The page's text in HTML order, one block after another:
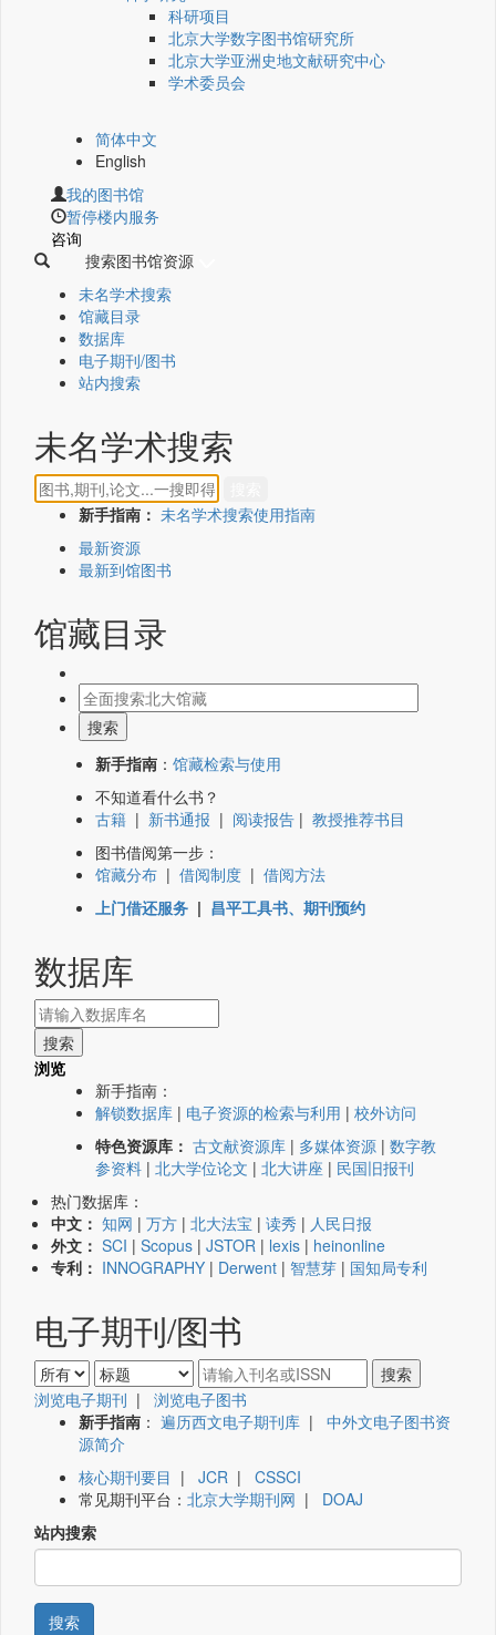
科研项目
北京大学数字图书馆研究所
北京大学亚洲史地文献研究中心
学术委员会
简体中文
English
我的图书馆
暂停楼内服务
咨询
搜索图书馆资源
未名学术搜索
馆藏目录
数据库
电子期刊/图书
站内搜索
未名学术搜索
新手指南： 未名学术搜索使用指南
最新资源
最新到馆图书
馆藏目录
新手指南 ： 馆藏检索与使用
不知道看什么书？
古籍 | 新书通报 | 阅读报告 | 教授推荐书目
图书借阅第一步：
馆藏分布 | 借阅制度 | 借阅方法
上门借还服务 | 昌平工具书、期刊预约
数据库
浏览
新手指南：
解锁数据库 | 电子资源的检索与利用 | 校外访问
特色资源库： 古文献资源库 | 多媒体资源 | 数字教
参资料 | 北大学位论文 | 北大讲座 | 民国旧报刊
热门数据库：
中文： 知网 | 万方 | 北大法宝 | 读秀 | 人民日报
外文： SCI | Scopus | JSTOR | lexis | heinonline
专利： INNOGRAPHY | Derwent | 智慧芽 | 国知局专利
电子期刊/图书
浏览电子期刊 | 浏览电子图书
新手指南 ： 遍历西文电子期刊库 | 中外文电子图书资
源简介
核心期刊要目 | JCR | CSSCI
常见期刊平台： 北京大学期刊网 | DOAJ
站内搜索
搜索